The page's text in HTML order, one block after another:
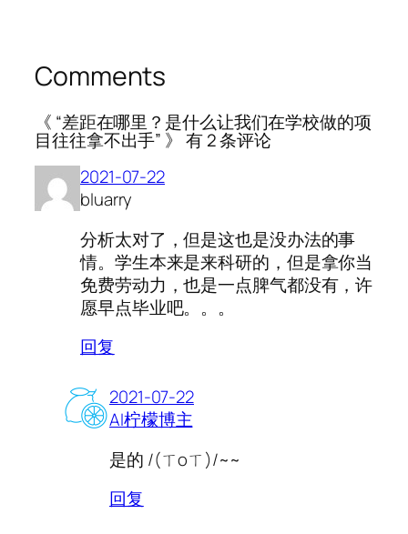
Comments
《 “差距在哪里？是什么让我们在学校做的项
目往往拿不出手” 》 有 2 条评论
2021-07-22
bluarry
分析太对了，但是这也是没办法的事
情。学生本来是来科研的，但是拿你当
免费劳动力，也是一点脾气都没有，许
愿早点毕业吧。。。
回复
2021-07-22
AI柠檬博主
是的 /(ㄒoㄒ)/~~
回复